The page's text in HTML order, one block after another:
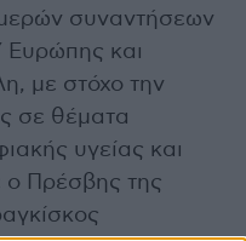
συναντήσεων
και
με στόχο την
σε θέματα
υγείας και
ο Πρέσβης της